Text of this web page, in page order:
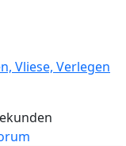
Vliese, Verlegen